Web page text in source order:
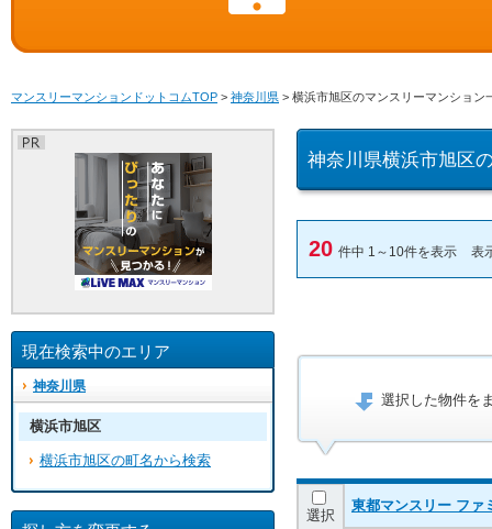
マンスリーマンションドットコムTOP > 神奈川県 > 横浜市旭区のマンスリーマンション
神奈川県横浜市旭区
20 件中 1～10件を表示 表
選択した物件を
選択
東都マンスリー ファ
現在検索中のエリア
神奈川県
横浜市旭区
横浜市旭区の町名から検索